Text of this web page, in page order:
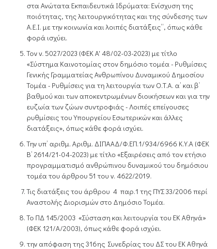
στα Ανώτατα Εκπαιδευτικά Ιδρύματα: Ενίσχυση της
ποιότητας, της λειτουργικότητας και της σύνδεσης των
Α.Ε.Ι. με την κοινωνία και λοιπές διατάξεις”, όπως κάθε
φορά ισχύει.
Τον ν. 5027/2023 (ΦΕΚ A' 48/02-03-2023) με τίτλο
«Σύστημα Καινοτομίας στον δημόσιο τομέα - Ρυθμίσεις
Γενικής Γραμματείας Ανθρωπίνου Δυναμικού Δημοσίου
Τομέα - Ρυθμίσεις για τη λειτουργία των Ο.Τ.Α. α’ και β’
βαθμού και των αποκεντρωμένων διοικήσεων και για την
ευζωία των ζώων συντροφιάς - Λοιπές επείγουσες
ρυθμίσεις του Υπουργείου Εσωτερικών και άλλες
διατάξεις», όπως κάθε φορά ισχύει.
Την υπ’ αριθμ. Αριθμ. ΔΙΠΑΑΔ/Φ.ΕΠ.1/934/6966 Κ.Υ.Α (ΦΕΚ
Β’ 2614/21-04-2023) με τίτλο «Εξαιρέσεις από τον ετήσιο
προγραμματισμό ανθρώπινου δυναμικού του δημόσιου
τομέα του άρθρου 51 του ν. 4622/2019.
Τις διατάξεις του άρθρου 4 παρ.1 της ΠΥΣ 33/2006 περί
Αναστολής Διορισμών στο Δημόσιο Τομέα.
Το ΠΔ 145/2003 «Σύσταση και λειτουργία του ΕΚ Αθηνά»
(ΦΕΚ 121/Α/2003), όπως κάθε φορά ισχύει.
την απόφαση της 316ης Συνεδρίας του ΔΣ του ΕΚ Αθηνά